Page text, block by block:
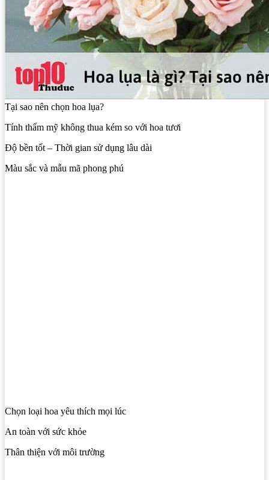
Tại sao nên chọn hoa lụa?
Tính thẩm mỹ không thua kém so với hoa tươi
Độ bền tốt – Thời gian sử dụng lâu dài
Màu sắc và mẫu mã phong phú
Chọn loại hoa yêu thích mọi lúc
An toàn với sức khỏe
Thân thiện với môi trường